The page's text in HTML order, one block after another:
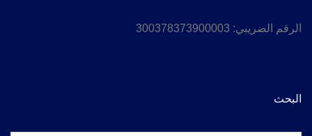
الرقم الضريبي: 300378373900003
البحث